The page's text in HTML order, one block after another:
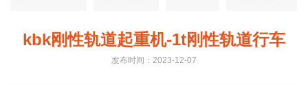
kbk刚性轨道起重机-1t刚性轨道行车
发布时间：2023-12-07